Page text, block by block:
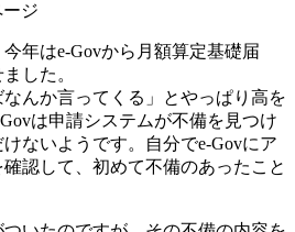
ジ
年はe-Govから月額算定基礎届
した。
んか言ってくる」とやっぱり高を
は申請システムが不備を見つけ
ないようです。自分でe-Govにア
認して、初めて不備のあったこと